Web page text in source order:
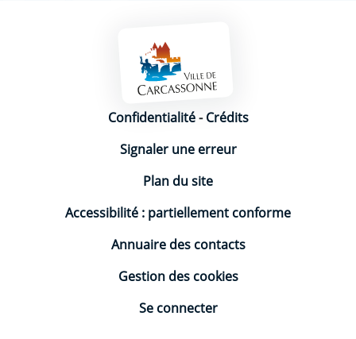
Mentions légales
Confidentialité-Crédits
Signaler une erreur
Plan du site
Accessibilité : partiellement conforme
Annuaire des contacts
Gestion des cookies
Se connecter